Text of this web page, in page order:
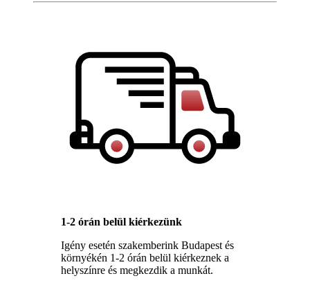
1-2 órán belül kiérkezünk
Igény esetén szakemberink Budapest és
környékén 1-2 órán belül kiérkeznek a
helyszínre és megkezdik a munkát.